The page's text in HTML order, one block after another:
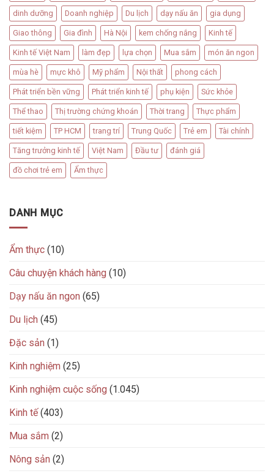
dinh dưỡng Doanh nghiệp Du lịch dạy nấu ăn gia dụng
Giao thông Gia đình Hà Nội kem chống nắng Kinh tế
Kinh tế Việt Nam làm đẹp lựa chọn Mua sắm món ăn ngon
mùa hè mực khô Mỹ phẩm Nội thất phong cách
Phát triển bền vững Phát triển kinh tế phụ kiện Sức khỏe
Thể thao Thị trường chứng khoán Thời trang Thực phẩm
tiết kiệm TP HCM trang trí Trung Quốc Trẻ em Tài chính
Tăng trưởng kinh tế Việt Nam Đầu tư đánh giá
đồ chơi trẻ em Ẩm thực
DANH MỤC
Ẩm thực (10)
Câu chuyện khách hàng (10)
Dạy nấu ăn ngon (65)
Du lịch (45)
Đặc sản (1)
Kinh nghiệm (25)
Kinh nghiệm cuộc sống (1.045)
Kinh tế(403)
Mua sắm (2)
Nông sản (2)